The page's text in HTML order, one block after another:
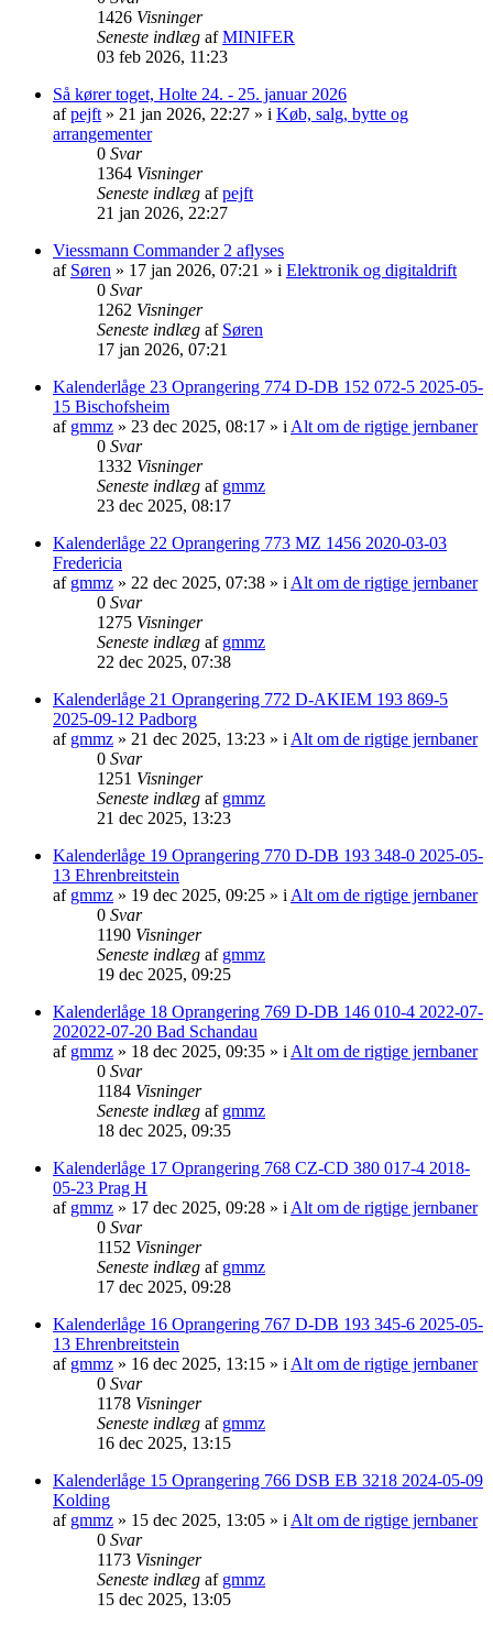
1426 Visninger
Seneste indlæg afMINIFER
03 feb 2026, 11:23
Så kører toget, Holte 24. - 25. januar 2026
afpejft » 21 jan 2026, 22:27 » i Køb, salg, bytte og
arrangementer
0 Svar
1364 Visninger
Seneste indlæg afpejft
21 jan 2026, 22:27
Viessmann Commander 2 aflyses
af Søren » 17 jan 2026, 07:21 » i Elektronik og digitaldrift
0 Svar
1262 Visninger
Seneste indlæg af Søren
17 jan 2026, 07:21
Kalenderlåge 23 Oprangering 774 D-DB 152 072-5 2025-05-
15 Bischofsheim
af gmmz » 23 dec 2025, 08:17 » i Alt om de rigtige jernbaner
0 Svar
1332 Visninger
Seneste indlæg af gmmz
23 dec 2025, 08:17
Kalenderlåge 22 Oprangering 773 MZ 1456 2020-03-03
Fredericia
af gmmz » 22 dec 2025, 07:38 » i Alt om de rigtige jernbaner
0 Svar
1275 Visninger
Seneste indlæg af gmmz
22 dec 2025, 07:38
Kalenderlåge 21 Oprangering 772 D-AKIEM 193 869-5
2025-09-12 Padborg
af gmmz » 21 dec 2025, 13:23 » i Alt om de rigtige jernbaner
0 Svar
1251 Visninger
Seneste indlæg af gmmz
21 dec 2025, 13:23
Kalenderlåge 19 Oprangering 770 D-DB 193 348-0 2025-05-
13 Ehrenbreitstein
af gmmz » 19 dec 2025, 09:25 » i Alt om de rigtige jernbaner
0 Svar
1190 Visninger
Seneste indlæg af gmmz
19 dec 2025, 09:25
Kalenderlåge 18 Oprangering 769 D-DB 146 010-4 2022-07-
202022-07-20 Bad Schandau
af gmmz » 18 dec 2025, 09:35 » i Alt om de rigtige jernbaner
0 Svar
1184 Visninger
Seneste indlæg af gmmz
18 dec 2025, 09:35
Kalenderlåge 17 Oprangering 768 CZ-CD 380 017-4 2018-
05-23 Prag H
af gmmz » 17 dec 2025, 09:28 » i Alt om de rigtige jernbaner
0 Svar
1152 Visninger
Seneste indlæg af gmmz
17 dec 2025, 09:28
Kalenderlåge 16 Oprangering 767 D-DB 193 345-6 2025-05-
13 Ehrenbreitstein
af gmmz » 16 dec 2025, 13:15 » i Alt om de rigtige jernbaner
0 Svar
1178 Visninger
Seneste indlæg af gmmz
16 dec 2025, 13:15
Kalenderlåge 15 Oprangering 766 DSB EB 3218 2024-05-09
Kolding
af gmmz » 15 dec 2025, 13:05 » i Alt om de rigtige jernbaner
0 Svar
1173 Visninger
Seneste indlæg af gmmz
15 dec 2025, 13:05